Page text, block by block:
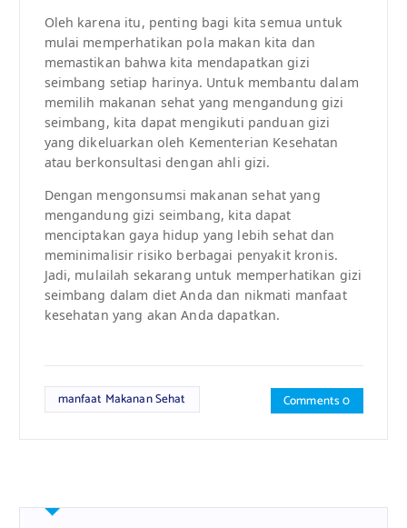
Oleh karena itu, penting bagi kita semua untuk
mulai memperhatikan pola makan kita dan
memastikan bahwa kita mendapatkan gizi
seimbang setiap harinya. Untuk membantu dalam
memilih makanan sehat yang mengandung gizi
seimbang, kita dapat mengikuti panduan gizi
yang dikeluarkan oleh Kementerian Kesehatan
atau berkonsultasi dengan ahli gizi.
Dengan mengonsumsi makanan sehat yang
mengandung gizi seimbang, kita dapat
menciptakan gaya hidup yang lebih sehat dan
meminimalisir risiko berbagai penyakit kronis.
Jadi, mulailah sekarang untuk memperhatikan gizi
seimbang dalam diet Anda dan nikmati manfaat
kesehatan yang akan Anda dapatkan.
manfaat Makanan Sehat Comments 0